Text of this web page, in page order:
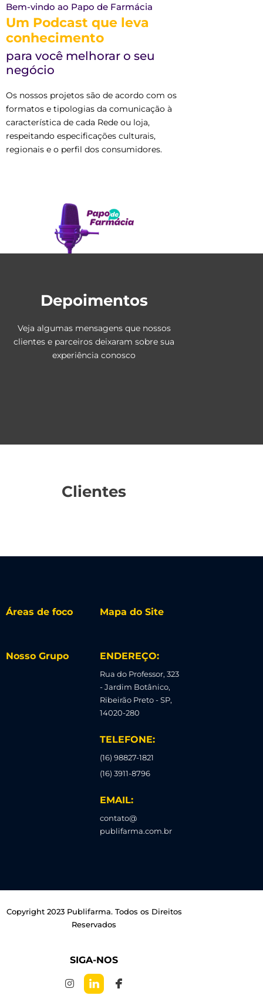
Bem-vindo ao Papo de Farmácia
Um Podcast que leva
conhecimento
para você melhorar o seu
negócio
Os nossos projetos são de acordo com os
formatos e tipologias da comunicação à
característica de cada Rede ou loja,
respeitando especificações culturais,
regionais e o perfil dos consumidores.
Depoimentos
Veja algumas mensagens que nossos
clientes e parceiros deixaram sobre sua
experiência conosco
Clientes
Áreas de foco Mapa do Site
Nosso Grupo ENDEREÇO:
Rua do Professor, 323
- Jardim Botânico,
Ribeirão Preto - SP,
14020-280
TELEFONE:
(16) 98827-1821
(16) 3911-8796
EMAIL:
contato@
publifarma.com.br
Copyright 2023 Publifarma. Todos os Direitos
Reservados
SIGA-NOS